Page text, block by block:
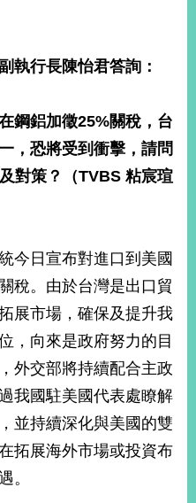
執行長陳怡君答詢：
鋼鋁加徵25%關稅，台
，恐將受到衝擊，請問
對策？（TVBS 粘宸瑄
今日宣布對進口到美國
稅。由於台灣是出口貿
展市場，確保及提升我
，向來是政府努力的目
外交部將持續配合主政
我國駐美國代表處瞭解
並持續深化與美國的雙
拓展海外市場或投資布
。